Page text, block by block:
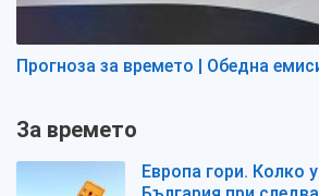
Прогноза за времето | Обедна
За времето
Европа гори. Колко